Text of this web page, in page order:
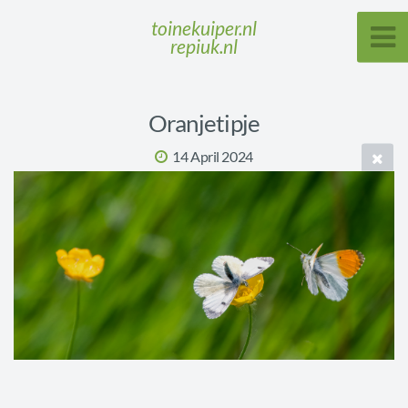
toinekuiper.nl
repiuk.nl
Oranjetipje
14 April 2024